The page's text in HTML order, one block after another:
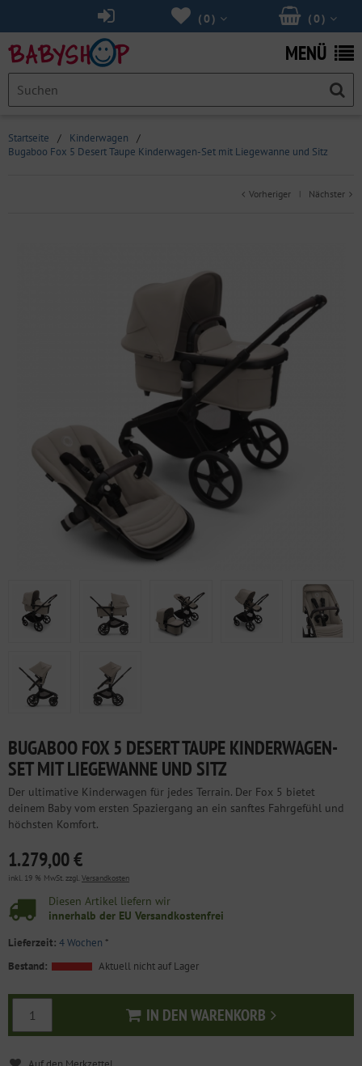
(0 )
(0 )
MENÜ
Startseite / Kinderwagen
/
Bugaboo Fox 5 Desert Taupe Kinderwagen-Set mit Liegewanne und Sitz
Vorheriger | Nächster
BUGABOO FOX 5 DESERT TAUPE KINDERWAGEN-
SET MIT LIEGEWANNE UND SITZ
Der ultimative Kinderwagen für jedes Terrain. Der Fox 5 bietet
deinem Baby vom ersten Spaziergang an ein sanftes Fahrgefühl und
höchsten Komfort.
1.279,00 €
inkl. 19 % MwSt. zzgl. Versandkosten
Diesen Artikel liefern wir
innerhalb der EU Versandkostenfrei
Lieferzeit: 4 Wochen *
Bestand:
Aktuell nicht auf Lager
IN DEN WARENKORB
In den Warenkorb